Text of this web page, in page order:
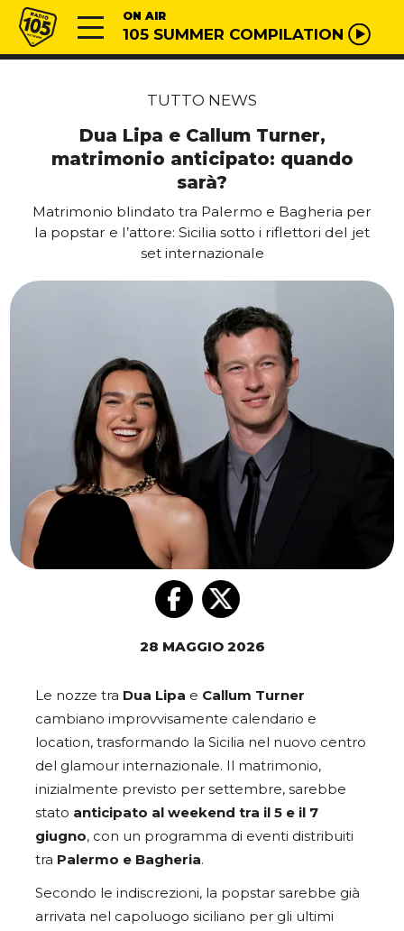
Vai al contenuto
Radio 105 ON AIR
105 SUMMER COMPILATION
TUTTO NEWS
Dua Lipa e Callum Turner,
matrimonio anticipato: quando
sarà?
Matrimonio blindato tra Palermo e Bagheria per
la popstar e l’attore: Sicilia sotto i riflettori del jet
set internazionale
28 MAGGIO 2026
Le nozze tra Dua Lipa e Callum Turner
cambiano improvvisamente calendario e
location, trasformando la Sicilia nel nuovo centro
del glamour internazionale. Il matrimonio,
inizialmente previsto per settembre, sarebbe
stato anticipato al weekend tra il 5 e il 7
giugno, con un programma di eventi distribuiti
tra Palermo e Bagheria.
Secondo le indiscrezioni, la popstar sarebbe già
arrivata nel capoluogo siciliano per gli ultimi